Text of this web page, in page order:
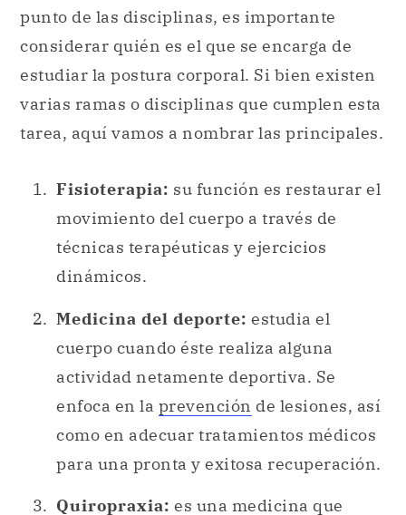
punto de las disciplinas, es importante
considerar quién es el que se encarga de
estudiar la postura corporal. Si bien existen
varias ramas o disciplinas que cumplen esta
tarea, aquí vamos a nombrar las principales.
Fisioterapia: su función es restaurar el
movimiento del cuerpo a través de
técnicas terapéuticas y ejercicios
dinámicos.
Medicina del deporte: estudia el
cuerpo cuando éste realiza alguna
actividad netamente deportiva. Se
enfoca en la prevención de lesiones, así
como en adecuar tratamientos médicos
para una pronta y exitosa recuperación.
Quiropraxia: es una medicina que